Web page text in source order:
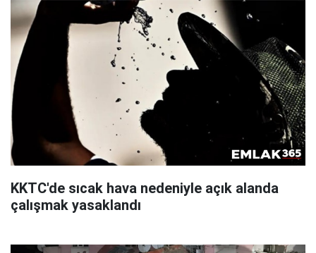
KKTC'de sıcak hava nedeniyle açık alanda
çalışmak yasaklandı